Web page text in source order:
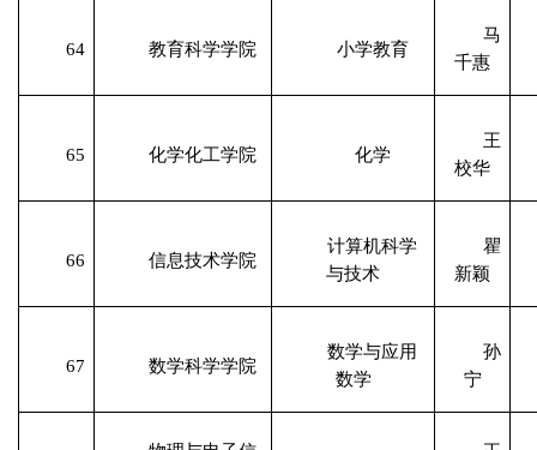
64 教育科学学院 小学教育
马
千惠
65 化学化工学院 化学
王
校华
66 信息技术学院
计算机科学
与技术
瞿
新颖
67 数学科学学院
数学与应用
数学
孙
宁